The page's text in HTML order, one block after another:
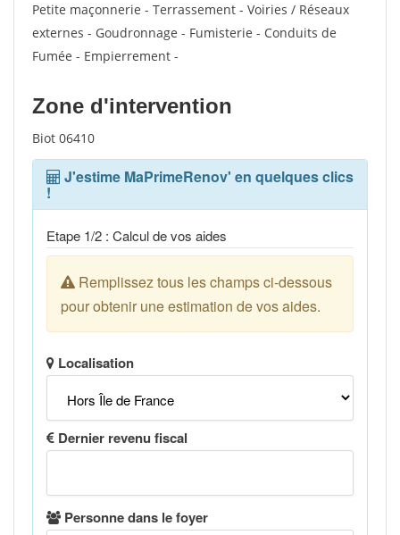
Petite maçonnerie - Terrassement - Voiries / Réseaux
externes - Goudronnage - Fumisterie - Conduits de
Fumée - Empierrement -
Zone d'intervention
Biot 06410